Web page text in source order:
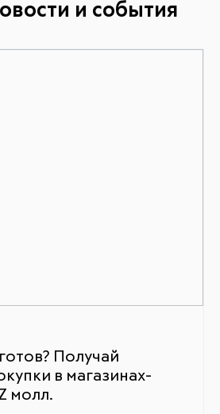
и события
Получай
в магазинах-
молл.